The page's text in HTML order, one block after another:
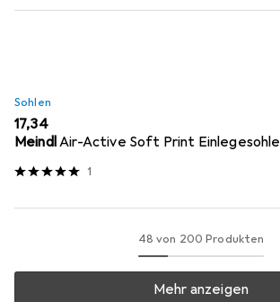
Sohlen
EUR
17,34
MeindlAir-Active Soft Print Einlegesohle
1
48 von 200 Produkten
Mehr anzeigen